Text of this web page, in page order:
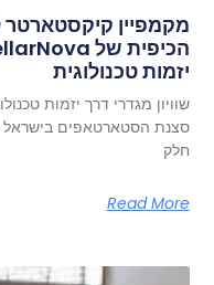
מקמפיין
יזמות טכנולוגית
שוויון מגדרי דרך יזמות
סצנת הסטארטאפים
חלק
Read More